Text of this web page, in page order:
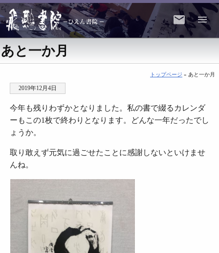
あと一か月
トップページ » あと一か月
2019年12月4日
今年も残りわずかとなりました。私の書で綴るカレンダ
ーもこの1枚で終わりとなります。どんな一年だったでし
ょうか。
取り敢えず元気に過ごせたことに感謝しないといけませ
んね。